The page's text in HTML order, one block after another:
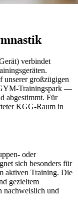
verbindet
unserer großzügigen
Trainingspark —
abgestimmt. Für
KGG-Raum in
oder
sich besonders für
aktiven Training. Die
gezieltem
nachweislich und